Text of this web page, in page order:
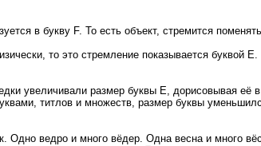
в букву F. То есть объект, стремится
то это стремление показывается буквой Е.
увеличивали размер буквы Е, дорисовывая
титлов и множеств, размер буквы
ведро и много вёдер. Одна весна и много